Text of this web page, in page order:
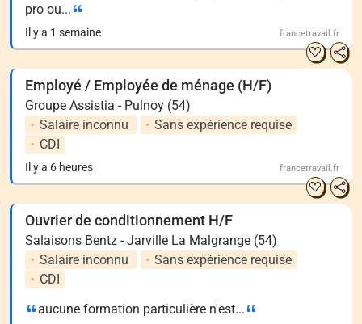
pro ou...
Il y a 1 semaine francetravail.fr
Employé / Employée de ménage (H/F)
Groupe Assistia - Pulnoy (54)
Salaire inconnu
Sans expérience requise
CDI
Il y a 6 heures francetravail.fr
Ouvrier de conditionnement H/F
Salaisons Bentz - Jarville La Malgrange (54)
Salaire inconnu
Sans expérience requise
CDI
aucune formation particulière n'est...